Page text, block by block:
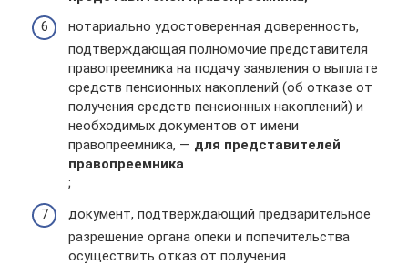
нотариально удостоверенная доверенность,
подтверждающая полномочие представителя
правопреемника на подачу заявления о выплате
средств пенсионных накоплений (об отказе от
получения средств пенсионных накоплений) и
необходимых документов от имени
правопреемника, — для представителей
правопреемника
;
документ, подтверждающий предварительное
разрешение органа опеки и попечительства
осуществить отказ от получения